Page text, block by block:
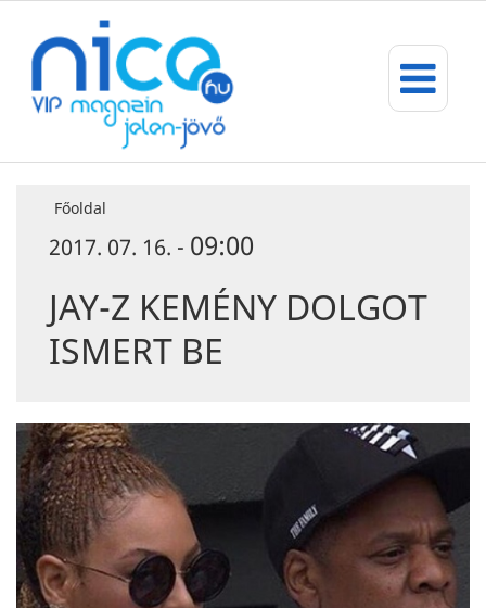
Főoldal
2017. 07. 16. - 09:00
JAY-Z KEMÉNY DOLGOT
ISMERT BE